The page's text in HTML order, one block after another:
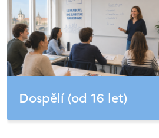
Dospělí (od 16 let)